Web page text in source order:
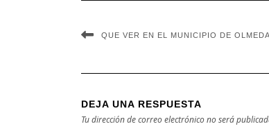
QUE VER EN EL MUNICIPIO DE
DEJA UNA RESPUESTA
Tu dirección de correo electrónico no será